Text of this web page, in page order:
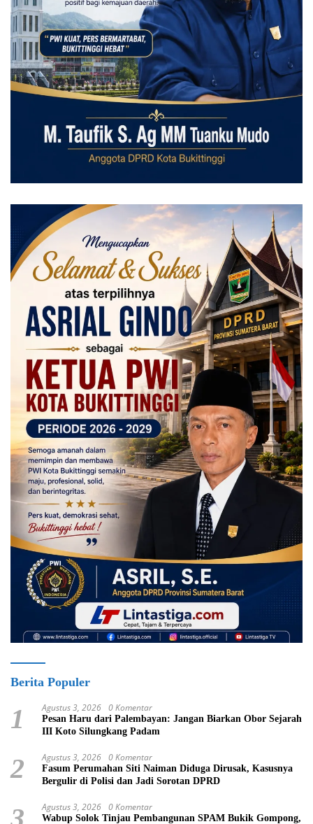
Berita Populer
1 Agustus 3, 2026 0 Komentar
Pesan Haru dari Palembayan: Jangan Biarkan Obor Sejarah
III Koto Silungkang Padam
2 Agustus 3, 2026 0 Komentar
Fasum Perumahan Siti Naiman Diduga Dirusak, Kasusnya
Bergulir di Polisi dan Jadi Sorotan DPRD
Agustus 3, 2026 0 Komentar
Wabup Solok Tinjau Pembangunan SPAM Bukik Gompong,